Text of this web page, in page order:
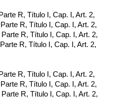
R, Título I, Cap. I, Art. 2,
R, Título I, Cap. I, Art. 2,
R, Título I, Cap. I, Art. 2,
R, Título I, Cap. I, Art. 2,
R, Título I, Cap. I, Art. 2,
R, Título I, Cap. I, Art. 2,
R, Título I, Cap. I, Art. 2,